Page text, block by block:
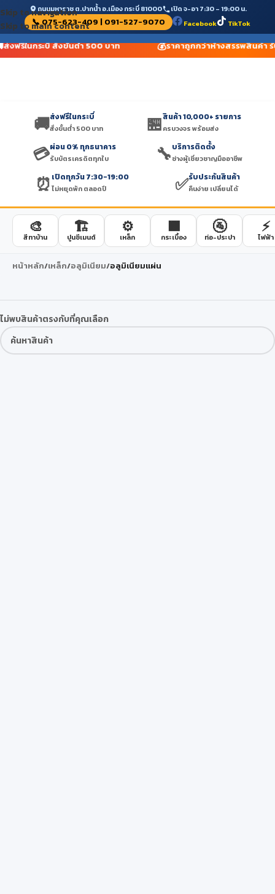
Skip to navigation
Skip to main content
ถนนมหาราช ต.ปากน้ำ อ.เมือง กระบี่ 81000 เปิด จ-อา 7:30 – 19:00 น.
📞 075-623-409 | 091-527-9070 Facebook TikTok
ส่งฟรีในกระบี่ สั่งขั้นต่ำ 500 บาท 💰ราคาถูกกว่าห้างสรรพสินค้า รั
🚚ส่งฟรีในกระบี่
สั่งขั้นต่ำ 500 บาท 🏪สินค้า 10,000+ รายการ
ครบวงจร พร้อมส่ง
💳ผ่อน 0% ทุกธนาคาร
รับบัตรเครดิตทุกใบ 🔧บริการติดตั้ง
ช่างผู้เชี่ยวชาญมืออาชีพ
⏰ เปิดทุกวัน 7:30-19:00
ไม่หยุดพัก ตลอดปี ✅รับประกันสินค้า
คืนง่าย เปลี่ยนได้
🎨
สีทาบ้าน
🏗️
ปูนซีเมนต์
⚙️
เหล็ก
🟫
กระเบื้อง
🚰
ท่อ-ประปา
⚡
ไฟฟ้า
หน้าหลัก/เหล็ก/อลูมิเนียม/อลูมิเนียมแผ่น
ไม่พบสินค้าตรงกับที่คุณเลือก